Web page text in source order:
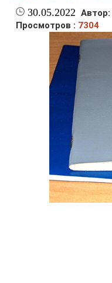
30.05.2022 Автор:
Просмотров : 7304